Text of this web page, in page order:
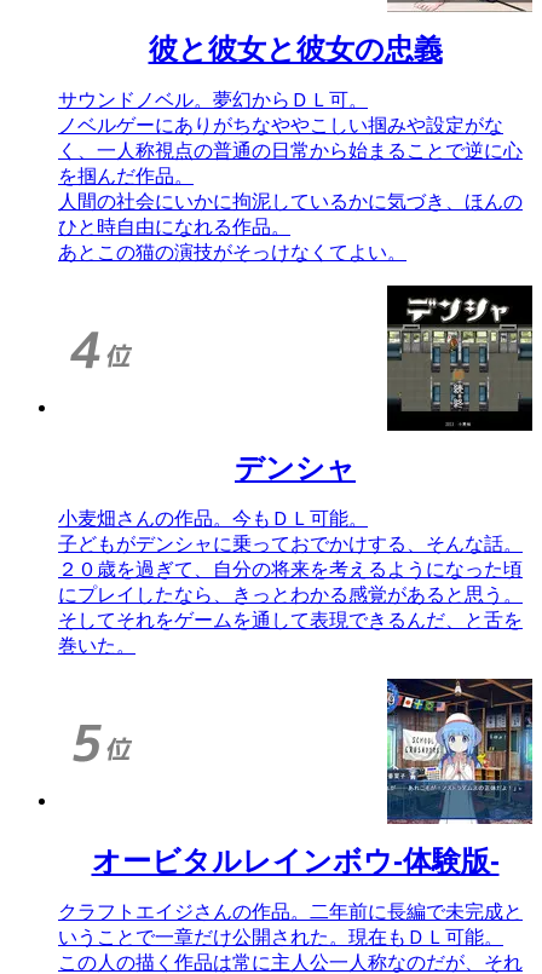
彼と彼女と彼女の忠義
サウンドノベル。夢幻からＤＬ可。
ノベルゲーにありがちなややこしい掴みや設定がな
く、一人称視点の普通の日常から始まることで逆に心
を掴んだ作品。
人間の社会にいかに拘泥しているかに気づき、ほんの
ひと時自由になれる作品。
あとこの猫の演技がそっけなくてよい。
デンシャ
小麦畑さんの作品。今もＤＬ可能。
子どもがデンシャに乗っておでかけする、そんな話。
２０歳を過ぎて、自分の将来を考えるようになった頃
にプレイしたなら、きっとわかる感覚があると思う。
そしてそれをゲームを通して表現できるんだ、と舌を
巻いた。
オービタルレインボウ-体験版-
クラフトエイジさんの作品。二年前に長編で未完成と
いうことで一章だけ公開された。現在もＤＬ可能。
この人の描く作品は常に主人公一人称なのだが、それ